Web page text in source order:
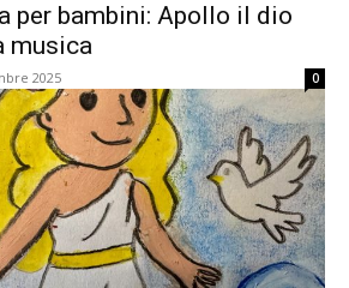
per bambini: Apollo il dio
musica
2025 0